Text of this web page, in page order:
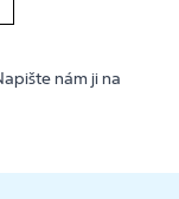
nám ji na